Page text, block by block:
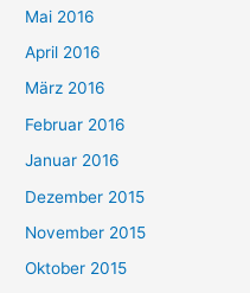
Mai 2016
April 2016
März 2016
Februar 2016
Januar 2016
Dezember 2015
November 2015
Oktober 2015